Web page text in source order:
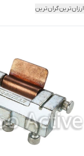
ارزان‌ترینگران‌ترین